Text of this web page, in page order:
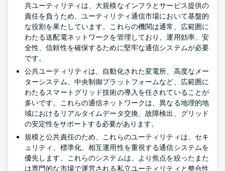
共ユーティリティは、大規模なインフラとサービス提供の
責任を負うため、ユーティリティ通信市場において基盤的
な役割を果たしています。これらの機関は通常、広範囲に
わたる送配電ネットワークを管理しており、運用効率、安
全性、信頼性を確保するために堅牢な通信システムが必要
です。
公共ユーティリティは、自動化された変電所、高度なメー
ターシステム、中央制御プラットフォームなど、広範囲に
わたるスマートグリッド技術の導入を任されていることが
多いです。これらの通信ネットワークは、異なる地理的地
域におけるリアルタイムデータ交換、故障検出、グリッド
の安定性をサポートする必要があります。
規模と公共責任のため、これらのユーティリティは、セキ
ュリティ、標準化、相互運用性を重視する通信システムを
優先します。これらのシステムは、より焦点を絞ったまた
は専門的な市場で運営される私立ユーティリティと整合性